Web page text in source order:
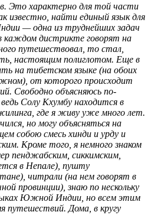
Это характерно для той части
известно, найти единый язык для
— одна из труднейших задач
дистрикте говорят на
путешествовал, то стал,
настоящим полиглотом. Еще в
на тибетском языке (на обоих
от которого происходит
Свободно объясняюсь по-
Солу Кхумбу находится в
где я живу уже много лет.
но могу объясняться на
собою смесь хинди и урду и
Кроме того, я немного знаком
пенджабским, сиккимским,
в Непале), пушту
читрали (на нем говорят в
провинции), знаю по нескольку
Южной Индии, но всем этим
путешествий. Дома, в кругу